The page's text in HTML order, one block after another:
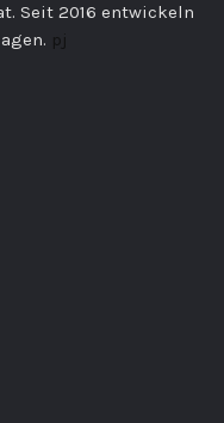
Seit 2016 entwickeln
pj